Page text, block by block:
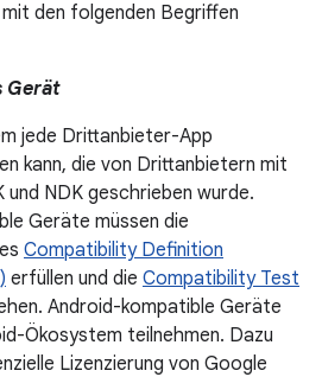
den folgenden Begriffen
Gerät
jede Drittanbieter-App
kann, die von Drittanbietern mit
und NDK geschrieben wurde.
Geräte müssen die
Compatibility Definition
erfüllen und die Compatibility Test
Android-kompatible Geräte
Ökosystem teilnehmen. Dazu
Lizenzierung von Google